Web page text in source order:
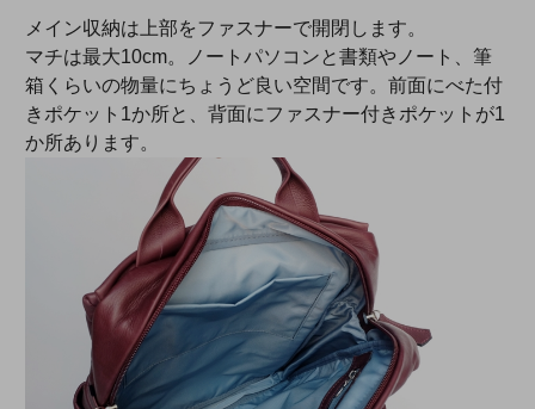
メイン収納は上部をファスナーで開閉します。
マチは最大10cm。ノートパソコンと書類やノート、筆
箱くらいの物量にちょうど良い空間です。前面にべた付
きポケット1か所と、背面にファスナー付きポケットが1
か所あります。